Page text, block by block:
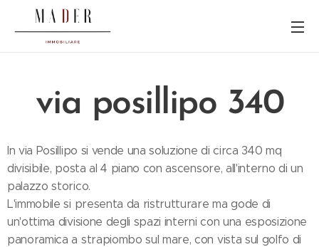
via posillipo 340
In via Posillipo si vende una soluzione di circa 340 mq
divisibile, posta al 4 piano con ascensore, all'interno di un
palazzo storico.
L'immobile si presenta da ristrutturare ma gode di
un'ottima divisione degli spazi interni con una esposizione
panoramica a strapiombo sul mare, con vista sul golfo di